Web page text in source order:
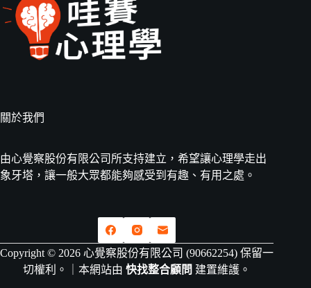
關於我們
由心覺察股份有限公司所支持建立，希望讓心理學走出
象牙塔，讓一般大眾都能夠感受到有趣、有用之處。
Copyright © 2026 心覺察股份有限公司 (90662254) 保留一
切權利。｜本網站由快找整合顧問 建置維護。